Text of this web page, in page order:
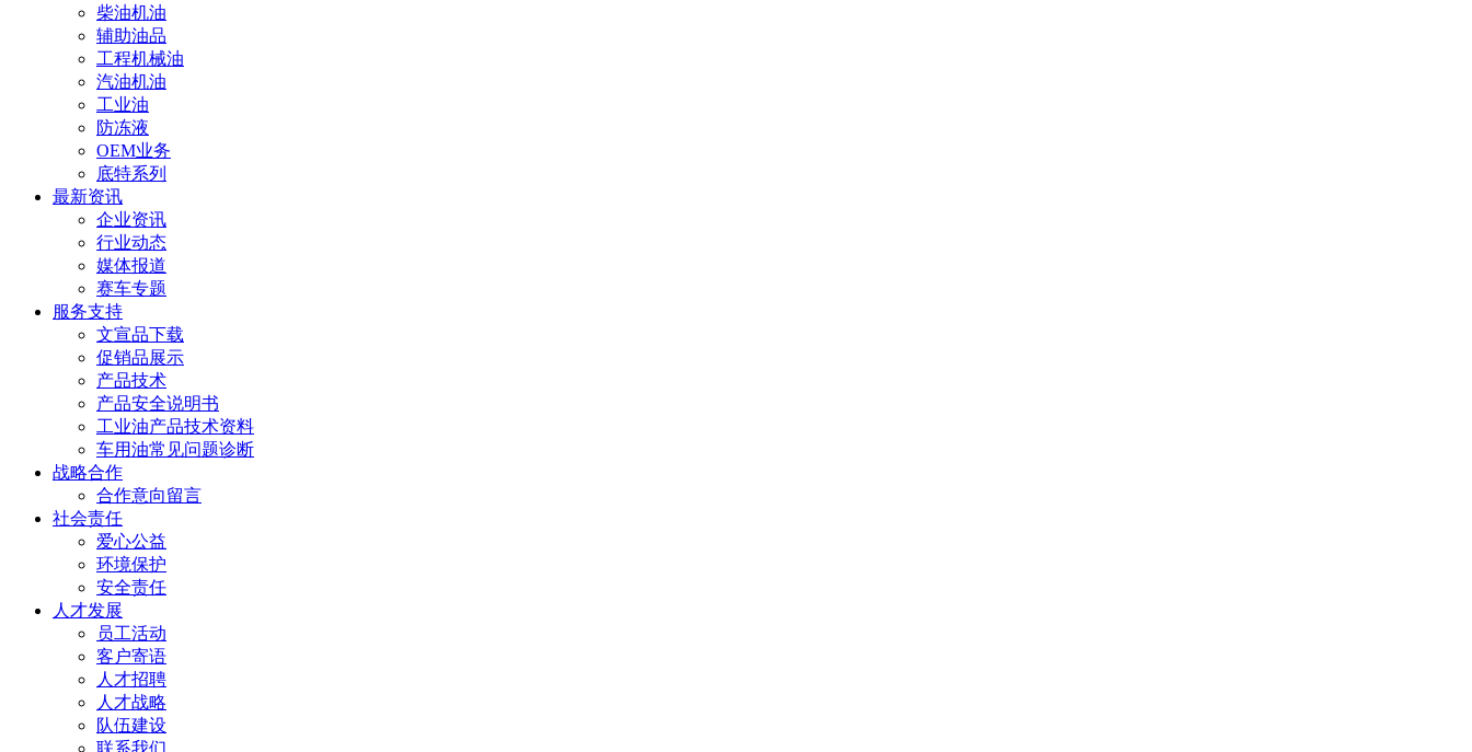
柴油机油
辅助油品
工程机械油
汽油机油
工业油
防冻液
OEM业务
底特系列
最新资讯
企业资讯
行业动态
媒体报道
赛车专题
服务支持
文宣品下载
促销品展示
产品技术
产品安全说明书
工业油产品技术资料
车用油常见问题诊断
战略合作
合作意向留言
社会责任
爱心公益
环境保护
安全责任
人才发展
员工活动
客户寄语
人才招聘
人才战略
队伍建设
联系我们